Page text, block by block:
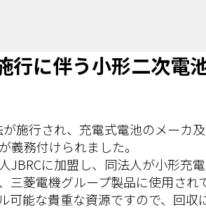
行に伴う小形二次電
施行され、充電式電池のメーカ
義務付けられました。
JBRCに加盟し、同法人が小形充
三菱電機グループ製品に使用さ
能な貴重な資源ですので、回収